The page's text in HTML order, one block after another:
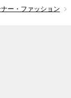
ー・ファッション